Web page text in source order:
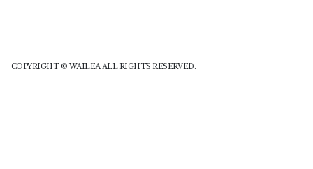
COPYRIGHT © WAILEA ALL RIGHTS RESERVED.